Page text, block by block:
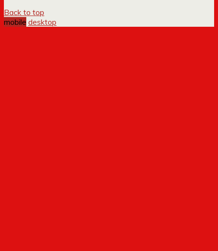
Back to top
mobile desktop